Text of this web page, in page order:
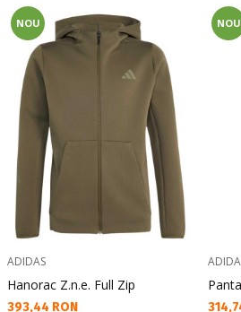
NOU
ADIDAS
Hanorac Z.n.e. Full Zip
Текуща цена:
393,44 RON
NOU